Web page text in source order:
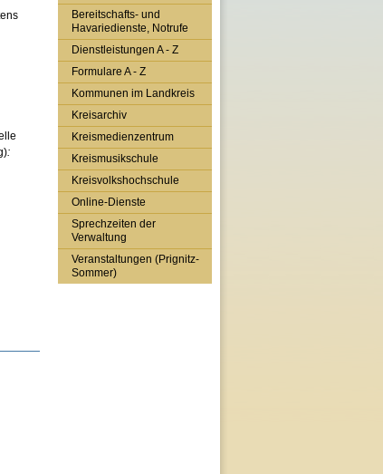
:
Bereitschafts- und
Havariedienste, Notrufe
Dienstleistungen A - Z
Formulare A - Z
Kommunen im Landkreis
Kreisarchiv
Kreismedienzentrum
Kreismusikschule
Kreisvolkshochschule
Online-Dienste
Sprechzeiten der
Verwaltung
Veranstaltungen (Prignitz-
Sommer)